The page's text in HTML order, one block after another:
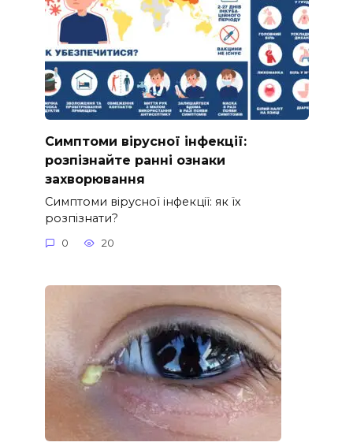
Симптоми вірусної інфекції:
розпізнайте ранні ознаки
захворювання
Симптоми вірусної інфекції: як їх
розпізнати?
0 20